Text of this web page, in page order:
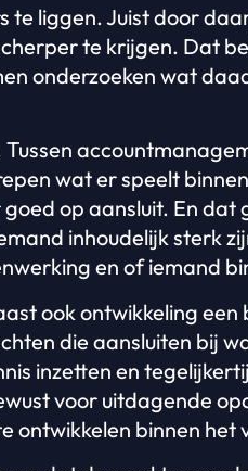
te liggen. Juist door
te krijgen. Dat
onderzoeken wat
wat er speelt
op aansluit. En dat
inhoudelijk sterk
en of iemand
ook ontwikkeling
die aansluiten bij
inzetten en
voor uitdagende
ontwikkelen binnen het